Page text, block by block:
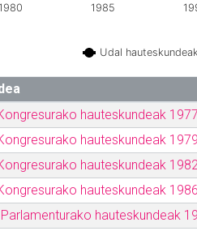
Udal hauteskundeak
1985
hauteskundeak 1977
hauteskundeak 1979
hauteskundeak 1982
hauteskundeak 1986
hauteskundeak